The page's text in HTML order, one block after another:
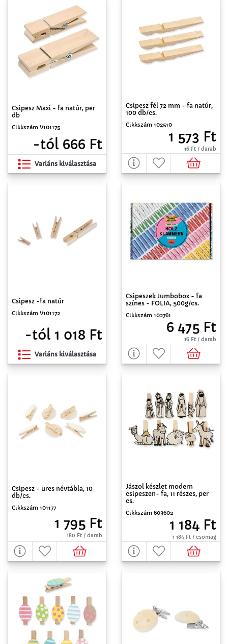
Csipesz Maxi - fa natúr, per
db
Cikkszám V101175
-tól 666 Ft
Variáns kiválasztása
Csipesz fél 72 mm - fa natúr,
100 db/cs.
Cikkszám 102510
1 573 Ft
16 Ft / darab
Csipesz -fa natúr
Cikkszám V101172
-tól 1 018 Ft
Variáns kiválasztása
Csipeszek Jumbobox - fa
színes - FOLIA, 500g/cs.
Cikkszám 102761
6 475 Ft
16 Ft / darab
Csipesz - üres névtábla, 10
db/cs.
Cikkszám 101177
1 795 Ft
180 Ft / darab
Jászol készlet modern
csipeszen- fa, 11 részes, per
cs.
Cikkszám 603602
1 184 Ft
1 184 Ft / csomag